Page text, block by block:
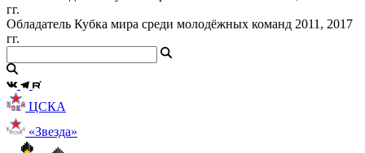
гг.
Обладатель Кубка мира среди молодёжных команд 2011, 2017
гг.
ЦСКА
«Звезда»